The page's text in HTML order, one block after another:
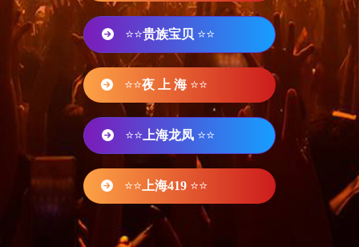
⭐⭐贵族宝贝 ⭐⭐
⭐⭐夜 上 海 ⭐⭐
⭐⭐ 上海龙凤 ⭐⭐
⭐⭐ 上海419 ⭐⭐